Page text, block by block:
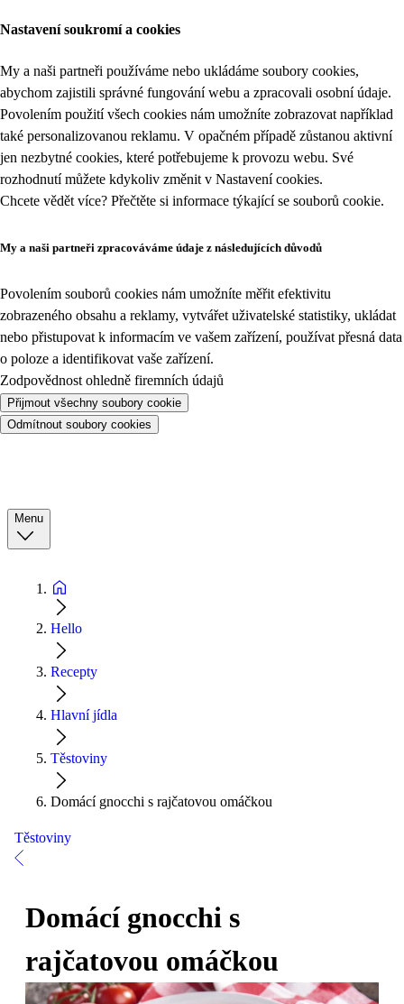
Nastavení soukromí a cookies
My a naši partneři používáme nebo ukládáme soubory cookies,
abychom zajistili správné fungování webu a zpracovali osobní údaje.
Povolením použití všech cookies nám umožníte zobrazovat například
také personalizovanou reklamu. V opačném případě zůstanou aktivní
jen nezbytné cookies, které potřebujeme k provozu webu. Své
rozhodnutí můžete kdykoliv změnit v Nastavení cookies.
Chcete vědět více? Přečtěte si informace týkající se souborů cookie.
My a naši partneři zpracováváme údaje z následujících důvodů
Povolením souborů cookies nám umožníte měřit efektivitu
zobrazeného obsahu a reklamy, vytvářet uživatelské statistiky, ukládat
nebo přistupovat k informacím ve vašem zařízení, používat přesná data
o poloze a identifikovat vaše zařízení.
Zodpovědnost ohledně firemních údajů
Přijmout všechny soubory cookie
Odmítnout soubory cookies
Menu
Hello
Recepty
Hlavní jídla
Těstoviny
Domácí gnocchi s rajčatovou omáčkou
Těstoviny
Domácí gnocchi s
rajčatovou omáčkou